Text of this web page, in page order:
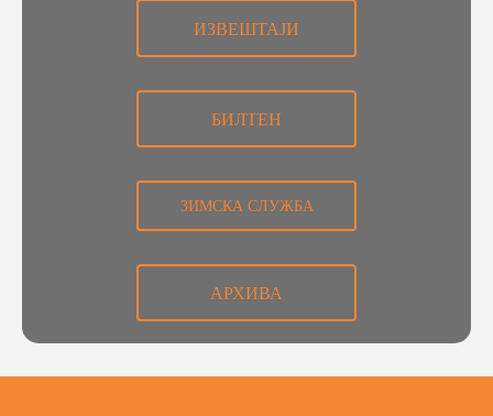
ИЗВЕШТАЈИ
БИЛТЕН
ЗИМСКА СЛУЖБА
АРХИВА